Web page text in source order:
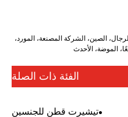
المورد،
للجنسين